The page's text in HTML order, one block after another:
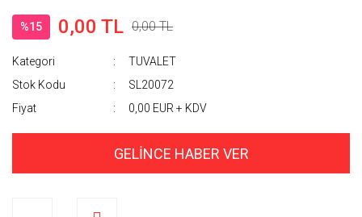
%15 0,00 TL 0,00 TL
Kategori
TUVALET
Stok Kodu
SL20072
Fiyat
0,00 EUR + KDV
GELİNCE HABER VER